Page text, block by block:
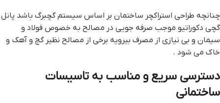
چنانچه طراحی استراكچر ساختمان بر اساس سیستم گچبرگ باشد پانل
گچی دکوراتیو موجب صرفه جویی در مصالح به خصوص فولاد و
سیمان و بی نیازی از مصرف بیرویه برخی از مصالح نظیر گچ و آهك و
خاك می شود .
دسترسی سریع و مناسب به تاسیسات
ساختمانی